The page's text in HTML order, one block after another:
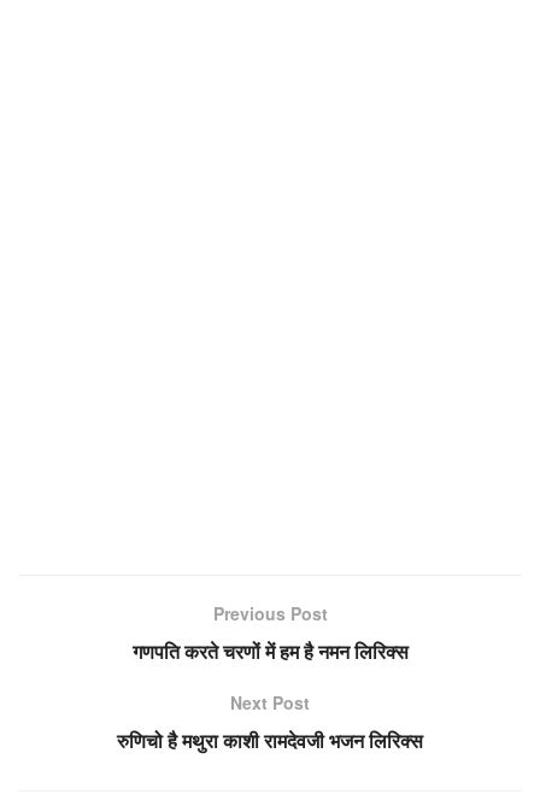
Previous Post
गणपति करते चरणों में हम है नमन लिरिक्स
Next Post
रुणिचो है मथुरा काशी रामदेवजी भजन लिरिक्स